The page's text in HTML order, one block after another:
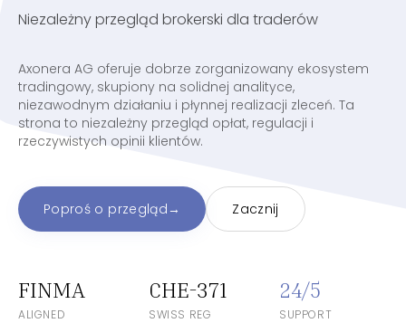
Niezależny przegląd brokerski dla traderów
Axonera AG oferuje dobrze zorganizowany ekosystem
tradingowy, skupiony na solidnej analityce,
niezawodnym działaniu i płynnej realizacji zleceń. Ta
strona to niezależny przegląd opłat, regulacji i
rzeczywistych opinii klientów.
Poproś o przegląd → Zacznij
FINMA
ALIGNED
CHE-371
SWISS REG
24/5
SUPPORT